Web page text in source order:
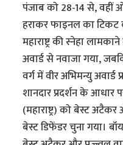
पंजाब को 28-14 से, वहीं
हराकर फाइनल का टिकट
महाराष्ट्र की स्नेहा
अवार्ड से नवाजा गया,
वर्ग में वीर अभिमन्यु
शानदार प्रदर्शन के आधार
(महाराष्ट्र) को बेस्ट
बेस्ट डिफेंडर चुना गया।